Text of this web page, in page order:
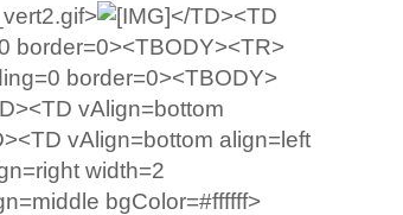
</TD><TD
border=0><TBODY><TR>
border=0><TBODY>
vAlign=bottom
vAlign=bottom align=left
width=2
bgColor=#ffffff>